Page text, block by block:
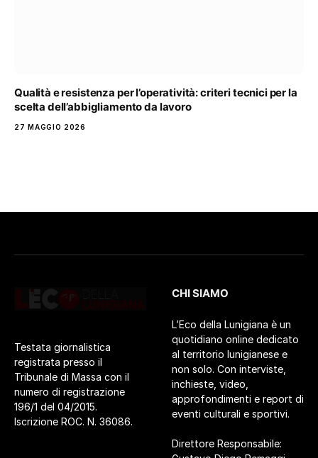
Qualità e resistenza per l’operatività: criteri tecnici per la
scelta dell’abbigliamento da lavoro
27 MAGGIO 2026
Testata giornalistica
registrata presso il
Tribunale di Massa con il
numero di registrazione
196/1 del 04/2015.
Iscrizione ROC. N. 36086.
CHI SIAMO
L’Eco della Lunigiana è un
quotidiano online dedicato
al territorio lunigianese e
non solo. Con interviste,
inchieste, video,
approfondimenti e report di
eventi culturali e sportivi.
Direttore Responsabile: